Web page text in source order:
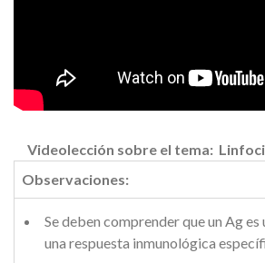
Videolección sobre el tema:
Observaciones:
Se deben comprender que un Ag
una respuesta inmunológica